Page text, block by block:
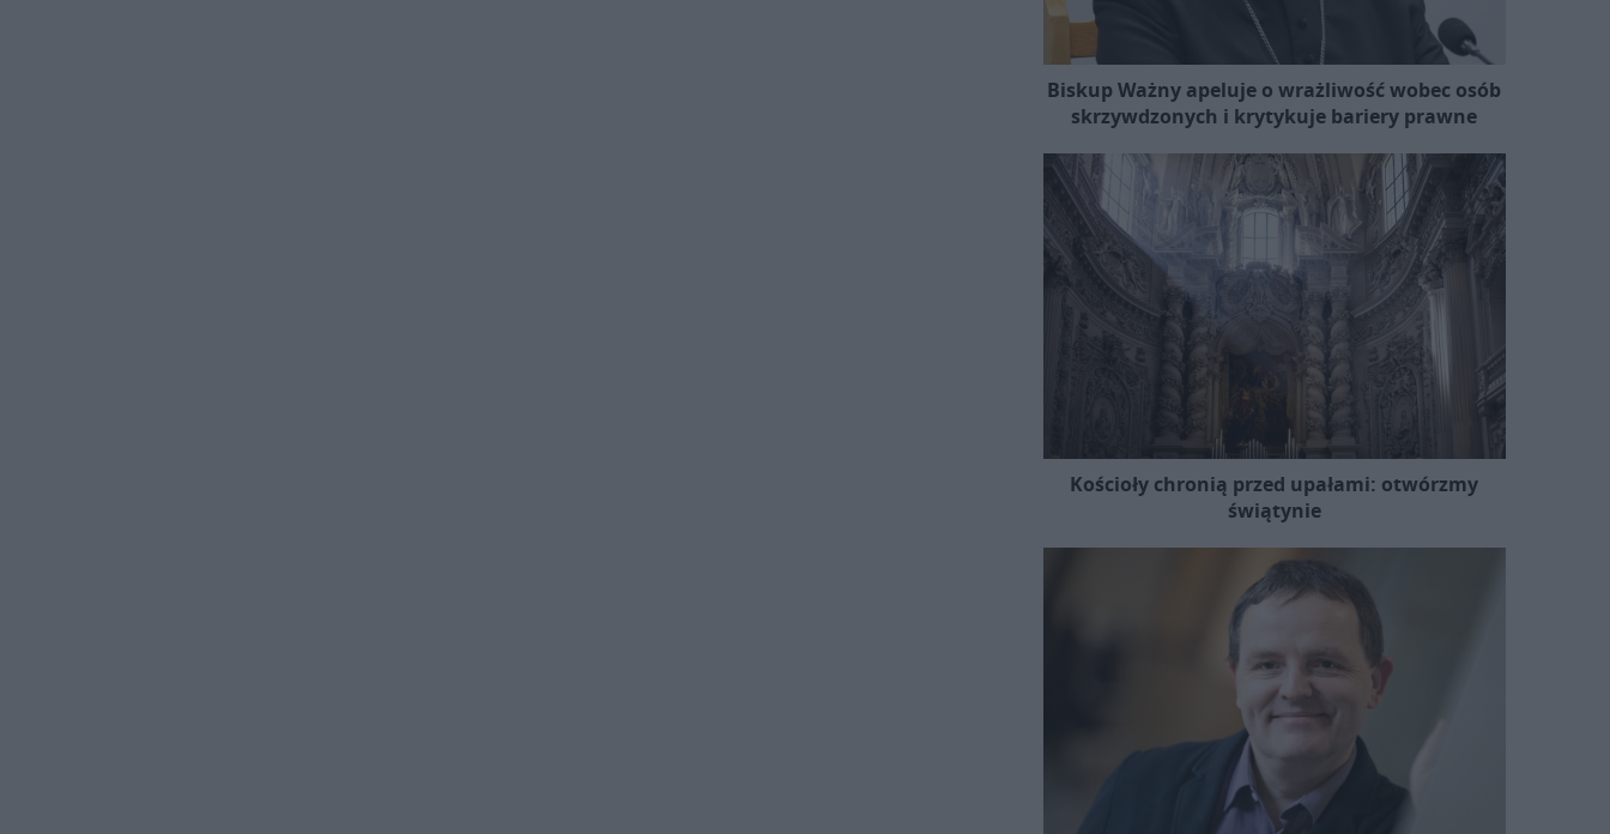
Biskup Ważny apeluje o wrażliwość wobec osób
skrzywdzonych i krytykuje bariery prawne
Kościoły chronią przed upałami: otwórzmy
świątynie